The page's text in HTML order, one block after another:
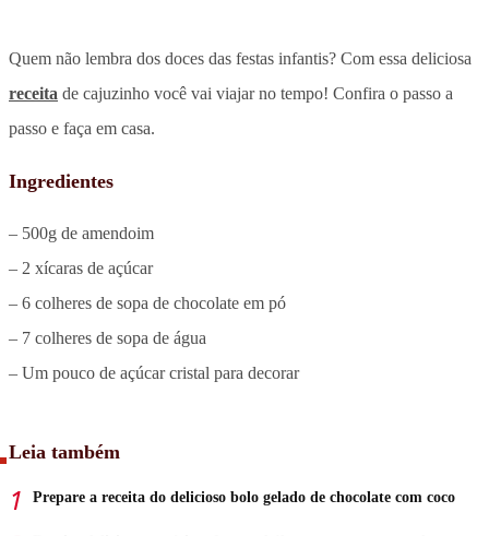
Quem não lembra dos doces das festas infantis? Com essa deliciosa
receita de cajuzinho você vai viajar no tempo! Confira o passo a
passo e faça em casa.
Ingredientes
– 500g de amendoim
– 2 xícaras de açúcar
– 6 colheres de sopa de chocolate em pó
– 7 colheres de sopa de água
– Um pouco de açúcar cristal para decorar
Leia também
Prepare a receita do delicioso bolo gelado de chocolate com coco